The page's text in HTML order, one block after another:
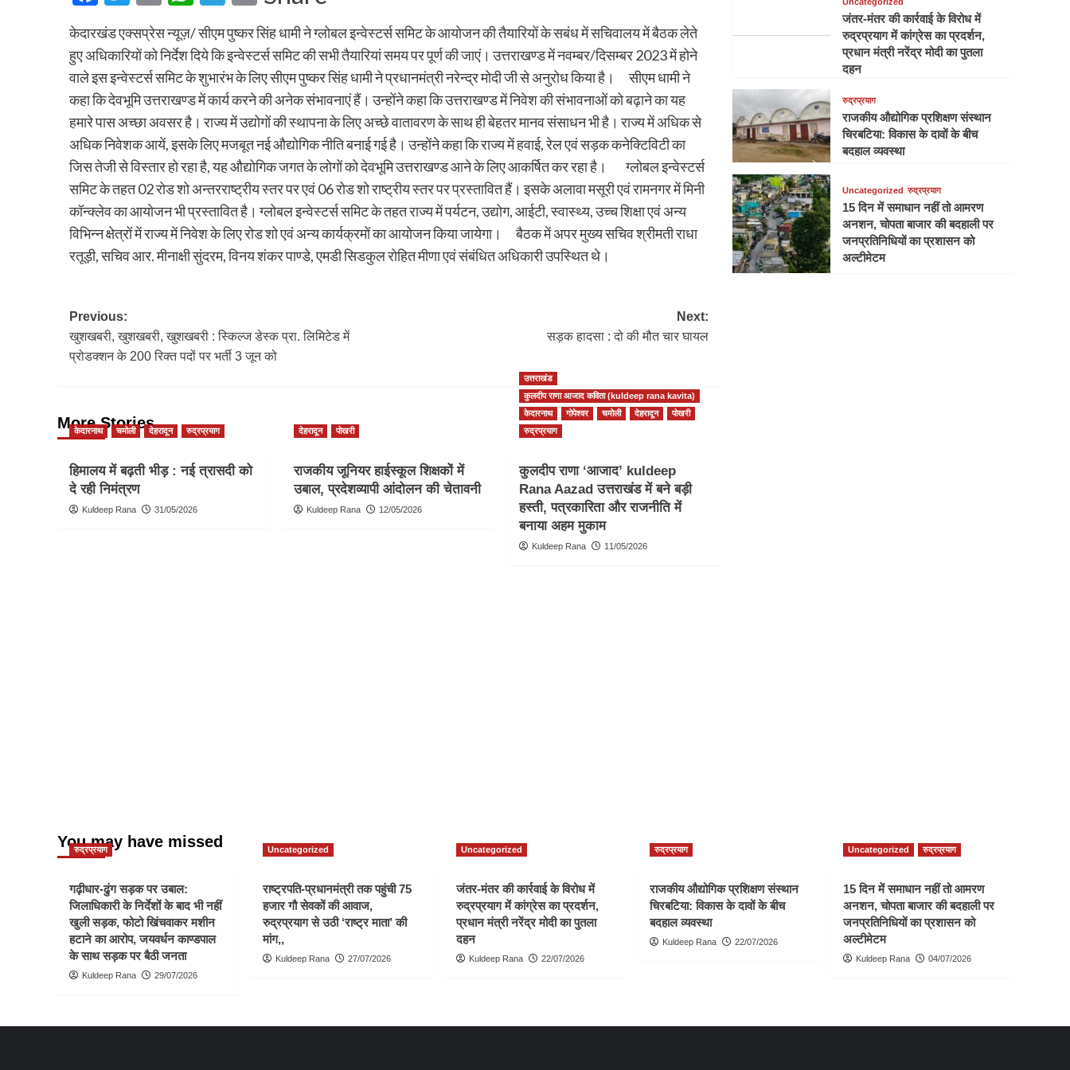
केदारखंड एक्सप्रेस न्यूज़/ सीएम पुष्कर सिंह धामी ने ग्लोबल इन्वेस्टर्स समिट के आयोजन की तैयारियों के सबंध में सचिवालय में बैठक लेते
हुए अधिकारियों को निर्देश दिये कि इन्वेस्टर्स समिट की सभी तैयारियां समय पर पूर्ण की जाएं। उत्तराखण्ड में नवम्बर/दिसम्बर 2023 में होने
वाले इस इन्वेस्टर्स समिट के शुभारंभ के लिए सीएम पुष्कर सिंह धामी ने प्रधानमंत्री नरेन्द्र मोदी जी से अनुरोध किया है। सीएम धामी ने
कहा कि देवभूमि उत्तराखण्ड में कार्य करने की अनेक संभावनाएं हैं। उन्होंने कहा कि उत्तराखण्ड में निवेश की संभावनाओं को बढ़ाने का यह
हमारे पास अच्छा अवसर है। राज्य में उद्योगों की स्थापना के लिए अच्छे वातावरण के साथ ही बेहतर मानव संसाधन भी है। राज्य में अधिक से
अधिक निवेशक आयें, इसके लिए मजबूत नई औद्योगिक नीति बनाई गई है। उन्होंने कहा कि राज्य में हवाई, रेल एवं सड़क कनेक्टिविटी का
जिस तेजी से विस्तार हो रहा है, यह औद्योगिक जगत के लोगों को देवभूमि उत्तराखण्ड आने के लिए आकर्षित कर रहा है। ग्लोबल इन्वेस्टर्स
समिट के तहत 02 रोड शो अन्तरराष्ट्रीय स्तर पर एवं 06 रोड शो राष्ट्रीय स्तर पर प्रस्तावित हैं। इसके अलावा मसूरी एवं रामनगर में मिनी
कॉन्क्लेव का आयोजन भी प्रस्तावित है। ग्लोबल इन्वेस्टर्स समिट के तहत राज्य में पर्यटन, उद्योग, आईटी, स्वास्थ्य, उच्च शिक्षा एवं अन्य
विभिन्न क्षेत्रों में राज्य में निवेश के लिए रोड शो एवं अन्य कार्यक्रमों का आयोजन किया जायेगा। बैठक में अपर मुख्य सचिव श्रीमती राधा
रतूड़ी, सचिव आर. मीनाक्षी सुंदरम, विनय शंकर पाण्डे, एमडी सिडकुल रोहित मीणा एवं संबंधित अधिकारी उपस्थित थे।
Post
navigation
Previous:
खुशखबरी, खुशखबरी, खुशखबरी : स्किल्ज डेस्क प्रा. लिमिटेड में
प्रोडक्शन के 200 रिक्त पदों पर भर्ती 3 जून को
Next:
सड़क हादसा : दो की मौत चार घायल
More Stories
केदारनाथ चमोली देहरादून रुद्रप्रयाग
हिमालय में बढ़ती भीड़ : नई त्रासदी को
दे रही निमंत्रण
Kuldeep Rana 31/05/2026
देहरादून पोखरी
राजकीय जूनियर हाईस्कूल शिक्षकों में
उबाल, प्रदेशव्यापी आंदोलन की चेतावनी
Kuldeep Rana 12/05/2026
उत्तराखंड
कुलदीप राणा आजाद कविता (kuldeep rana kavita)
केदारनाथ
गोपेश्वर चमोली देहरादून
पोखरी
रुद्रप्रयाग
कुलदीप राणा ‘आजाद’ kuldeep
Rana Aazad उत्तराखंड में बने बड़ी
हस्ती, पत्रकारिता और राजनीति में
बनाया अहम मुकाम
Kuldeep Rana 11/05/2026
जंतर-मंतर की कार्रवाई के विरोध में
रुद्रप्रयाग में कांग्रेस का प्रदर्शन,
प्रधान मंत्री नरेंद्र मोदी का पुतला
दहन
रुद्रप्रयाग
राजकीय औद्योगिक प्रशिक्षण संस्थान
चिरबटिया: विकास के दावों के बीच
बदहाल व्यवस्था
Uncategorized रुद्रप्रयाग
15 दिन में समाधान नहीं तो आमरण
अनशन, चोपता बाजार की बदहाली पर
जनप्रतिनिधियों का प्रशासन को
अल्टीमेटम
You may have missed
रुद्रप्रयाग
गढ़ीधार-ढुंग सड़क पर उबाल:
जिलाधिकारी के निर्देशों के बाद भी नहीं
खुली सड़क, फोटो खिंचवाकर मशीन
हटाने का आरोप, जयवर्धन काण्डपाल
के साथ सड़क पर बैठी जनता
Kuldeep Rana 29/07/2026
Uncategorized
राष्ट्रपति-प्रधानमंत्री तक पहुंची 75
हजार गौ सेवकों की आवाज,
रुद्रप्रयाग से उठी ‘राष्ट्र माता’ की
मांग,,
Kuldeep Rana 27/07/2026
Uncategorized
जंतर-मंतर की कार्रवाई के विरोध में
रुद्रप्रयाग में कांग्रेस का प्रदर्शन,
प्रधान मंत्री नरेंद्र मोदी का पुतला
दहन
Kuldeep Rana 22/07/2026
रुद्रप्रयाग
राजकीय औद्योगिक प्रशिक्षण संस्थान
चिरबटिया: विकास के दावों के बीच
बदहाल व्यवस्था
Kuldeep Rana 22/07/2026
Uncategorized रुद्रप्रयाग
15 दिन में समाधान नहीं तो आमरण
अनशन, चोपता बाजार की बदहाली पर
जनप्रतिनिधियों का प्रशासन को
अल्टीमेटम
Kuldeep Rana 04/07/2026